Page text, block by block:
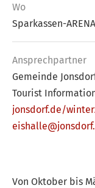
Wo
Sparkassen-ARENA
Ansprech­partner
Gemeinde
Tourist
jonsdorf.de/
Von Oktober bis